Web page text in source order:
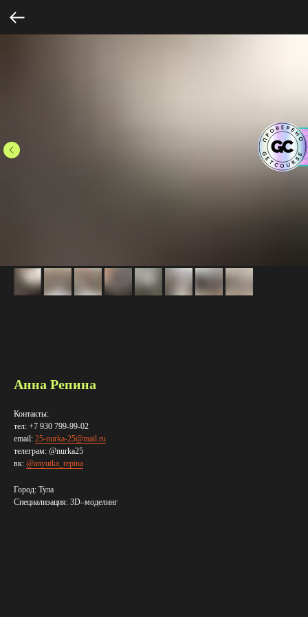
Анна Репина
Контакты:
тел: +7 930 799-99-02
email: 25-nurka-25@mail.ru
телеграм: @nurka25
вк: @anyutka_repina
Город: Тула
Специализация: 3D–​моделинг